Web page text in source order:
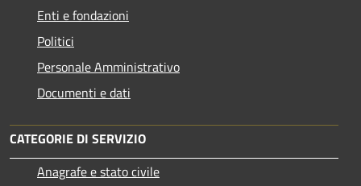
Enti e fondazioni
Politici
Personale Amministrativo
Documenti e dati
CATEGORIE DI SERVIZIO
Anagrafe e stato civile